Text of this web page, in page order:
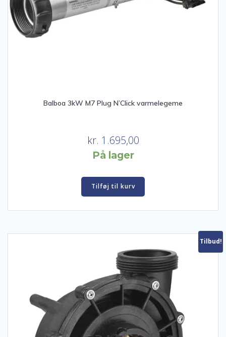
Balboa 3kW M7 Plug N’Click varmelegeme
kr. 1.695,00
På lager
Tilføj til kurv
Tilbud!